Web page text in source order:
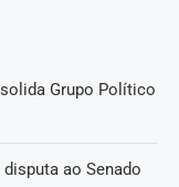
Grupo Político
ao Senado